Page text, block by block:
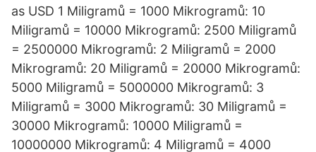
as USD 1 Miligramů = 1000 Mikrogramů: 10
Miligramů = 10000 Mikrogramů: 2500 Miligramů
= 2500000 Mikrogramů: 2 Miligramů = 2000
Mikrogramů: 20 Miligramů = 20000 Mikrogramů:
5000 Miligramů = 5000000 Mikrogramů: 3
Miligramů = 3000 Mikrogramů: 30 Miligramů =
30000 Mikrogramů: 10000 Miligramů =
10000000 Mikrogramů: 4 Miligramů = 4000